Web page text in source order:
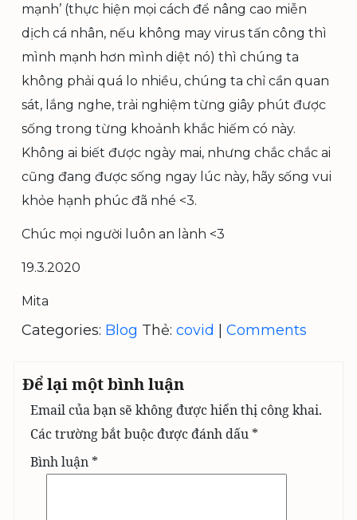
mạnh’ (thực hiện mọi cách để nâng cao miễn
dịch cá nhân, nếu không may virus tấn công thì
mình mạnh hơn mình diệt nó) thì chúng ta
không phải quá lo nhiều, chúng ta chỉ cần quan
sát, lắng nghe, trải nghiệm từng giây phút được
sống trong từng khoảnh khắc hiếm có này.
Không ai biết được ngày mai, nhưng chắc chắc ai
cũng đang được sống ngay lúc này, hãy sống vui
khỏe hạnh phúc đã nhé <3.
Chúc mọi người luôn an lành <3
19.3.2020
Mita
Categories: Blog Thẻ: covid Comments
Để lại một bình luận
Email của bạn sẽ không được hiển thị công khai.
Các trường bắt buộc được đánh dấu *
Bình luận *